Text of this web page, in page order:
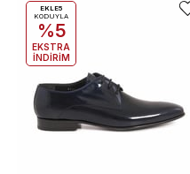
EKLE5
KODUYLA
%5
EKSTRA
İNDİRİM